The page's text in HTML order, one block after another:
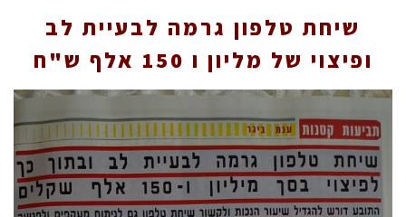
שיחת טלפון גרמה לבעיית לב
ופיצוי של מליון ו 150 אלף ש"ח